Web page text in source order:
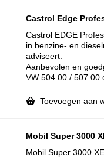
Castrol Edge
Castrol EDGE
in benzine- en
adviseert.
Aanbevolen en
VW 504.00 / 507.00
Toevoegen aan
Mobil Super 3000
Mobil Super 3000